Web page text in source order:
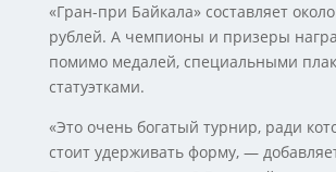
«Гран-при Байкала» составляет
рублей. А чемпионы и призеры
помимо медалей, специальными
статуэтками.
«Это очень богатый турнир, ради
стоит удерживать форму, —